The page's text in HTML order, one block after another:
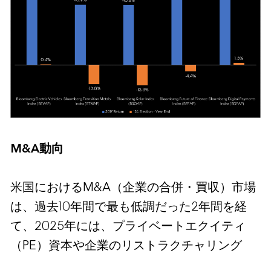
M&A動向
米国におけるM&A（企業の合併・買収）市場
は、過去10年間で最も低調だった2年間を経
て、2025年には、プライベートエクイティ
（PE）資本や企業のリストラクチャリング